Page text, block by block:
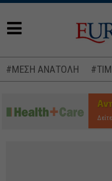
#ΜΕΣΗ ΑΝΑΤΟΛΗ